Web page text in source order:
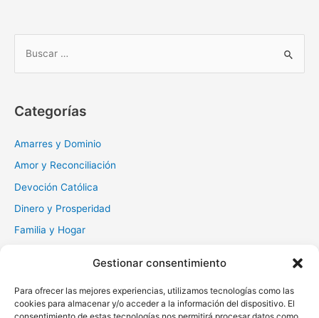
Gestionar consentimiento
Para ofrecer las mejores experiencias, utilizamos tecnologías como las
cookies para almacenar y/o acceder a la información del dispositivo. El
a
r
Categorías
Amarres y Dominio
Amor y Reconciliación
Devoción Católica
Dinero y Prosperidad
Familia y Hogar
Muerte y Difuntos